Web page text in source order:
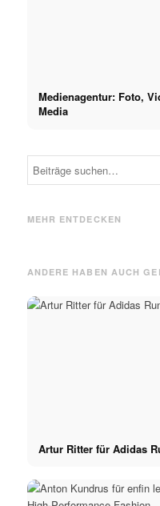
Medienagentur: Foto,
Media
MEHR ENTDECKEN
Sportmode, Düfte & Home-
ANDERE HABEN AUCH
Artur Ritter für Adidas